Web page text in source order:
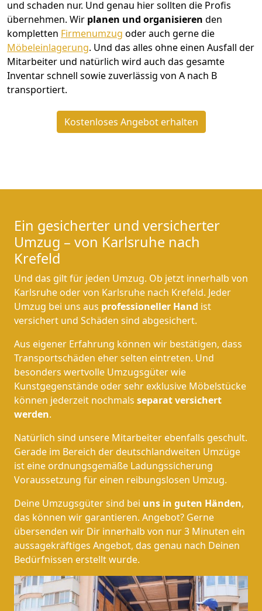
und schaden nur. Und genau hier sollten die Profis
übernehmen. Wir planen und organisieren den
kompletten Firmenumzug oder auch gerne die
Möbeleinlagerung. Und das alles ohne einen Ausfall der
Mitarbeiter und natürlich wird auch das gesamte
Inventar schnell sowie zuverlässig von A nach B
transportiert.
Kostenloses Angebot erhalten
Ein gesicherter und versicherter
Umzug – von Karlsruhe nach
Krefeld
Und das gilt für jeden Umzug. Ob jetzt innerhalb von
Karlsruhe oder von Karlsruhe nach Krefeld. Jeder
Umzug bei uns aus professioneller Hand ist
versichert und Schäden sind abgesichert.
Aus eigener Erfahrung können wir bestätigen, dass
Transportschäden eher selten eintreten. Und
besonders wertvolle Umzugsgüter wie
Kunstgegenstände oder sehr exklusive Möbelstücke
können jederzeit nochmals separat versichert
werden.
Natürlich sind unsere Mitarbeiter ebenfalls geschult.
Gerade im Bereich der deutschlandweiten Umzüge
ist eine ordnungsgemäße Ladungssicherung
Voraussetzung für einen reibungslosen Umzug.
Deine Umzugsgüter sind bei uns in guten Händen,
das können wir garantieren. Angebot? Gerne
übersenden wir Dir innerhalb von nur 3 Minuten ein
aussagekräftiges Angebot, das genau nach Deinen
Bedürfnissen erstellt wurde.